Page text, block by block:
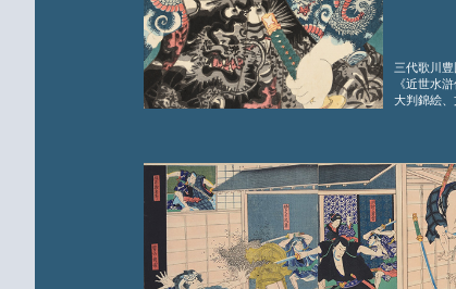
三代歌川豊
《近世水
大判錦絵、